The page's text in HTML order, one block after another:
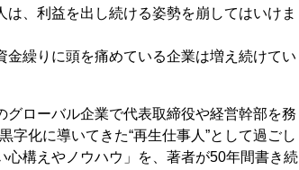
、利益を出し続ける姿勢を崩してはいけま
繰りに頭を痛めている企業は増え続けてい
ローバル企業で代表取締役や経営幹部を務
化に導いてきた“再生仕事人”として過ごし
構えやノウハウ」を、著者が50年間書き続